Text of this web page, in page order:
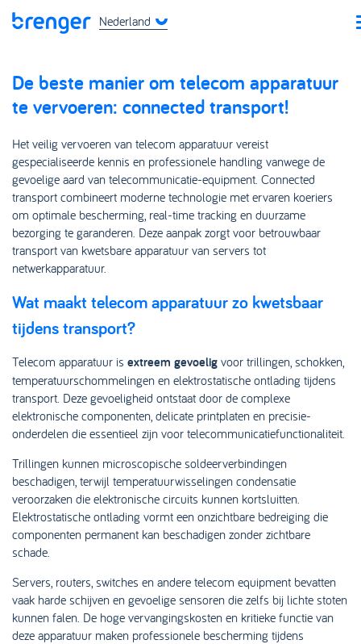
Nederland
De beste manier om telecom apparatuur
te vervoeren: connected transport!
Het veilig vervoeren van telecom apparatuur vereist
gespecialiseerde kennis en professionele handling vanwege de
gevoelige aard van telecommunicatie-equipment. Connected
transport combineert moderne technologie met ervaren koeriers
om optimale bescherming, real-time tracking en duurzame
bezorging te garanderen. Deze aanpak zorgt voor betrouwbaar
transport van kwetsbare apparatuur van servers tot
netwerkapparatuur.
Wat maakt telecom apparatuur zo kwetsbaar
tijdens transport?
Telecom apparatuur is extreem gevoelig voor trillingen, schokken,
temperatuurschommelingen en elektrostatische ontlading tijdens
transport. Deze gevoeligheid ontstaat door de complexe
elektronische componenten, delicate printplaten en precisie-
onderdelen die essentieel zijn voor telecommunicatiefunctionaliteit.
Trillingen kunnen microscopische soldeerverbindingen
beschadigen, terwijl temperatuurwisselingen condensatie
veroorzaken die elektronische circuits kunnen kortsluitten.
Elektrostatische ontlading vormt een onzichtbare bedreiging die
componenten permanent kan beschadigen zonder zichtbare
schade.
Servers, routers, switches en andere telecom equipment bevatten
vaak harde schijven en gevoelige sensoren die zelfs bij lichte stoten
kunnen falen. De hoge vervangingskosten en kritieke functie van
deze apparatuur maken professionele bescherming tijdens